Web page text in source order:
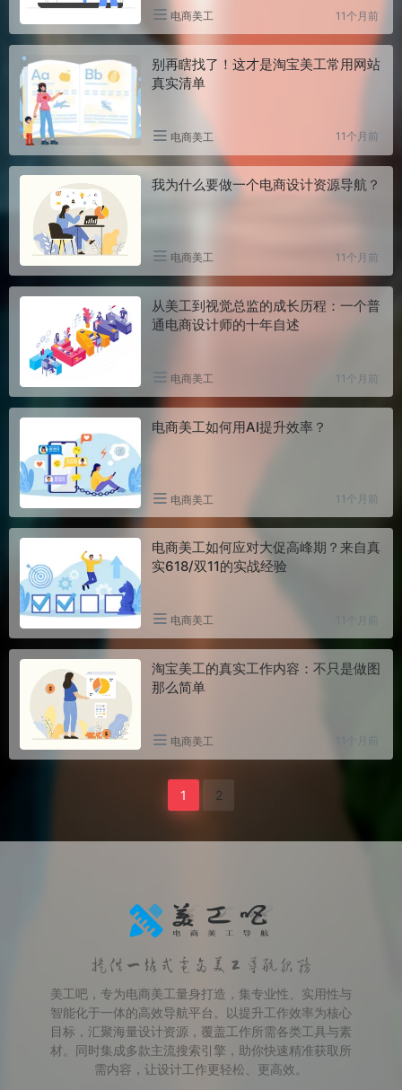
电商美工 11个月前
别再瞎找了！这才是淘宝美工常用网站
真实清单
电商美工 11个月前
我为什么要做一个电商设计资源导航？
电商美工 11个月前
从美工到视觉总监的成长历程：一个普
通电商设计师的十年自述
电商美工 11个月前
电商美工如何用AI提升效率？
电商美工 11个月前
电商美工如何应对大促高峰期？来自真
实618/双11的实战经验
电商美工
淘宝美工的真实工作内容：不只是做图
那么简单
电商美工
1 2
提供一站式电商美工导航服务
美工吧，专为电商美工量身打造，集专业性、实用性与
智能化于一体的高效导航平台。以提升工作效率为核心
目标，汇聚海量设计资源，覆盖工作所需各类工具与素
材。同时集成多款主流搜索引擎，助你快速精准获取所
需内容，让设计工作更轻松、更高效。